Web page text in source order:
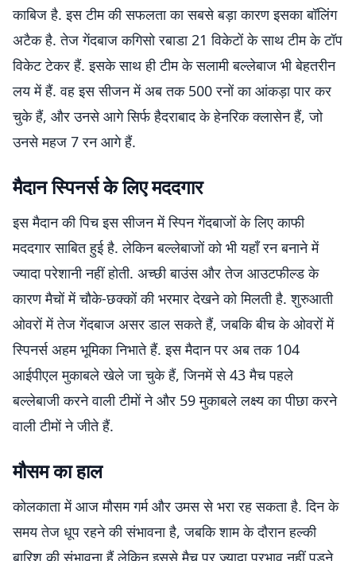
काबिज है. इस टीम की सफलता का सबसे बड़ा कारण इसका बॉलिंग
अटैक है. तेज गेंदबाज कगिसो रबाडा 21 विकेटों के साथ टीम के टॉप
विकेट टेकर हैं. इसके साथ ही टीम के सलामी बल्लेबाज भी बेहतरीन
लय में हैं. वह इस सीजन में अब तक 500 रनों का आंकड़ा पार कर
चुके हैं, और उनसे आगे सिर्फ हैदराबाद के हेनरिक क्लासेन हैं, जो
उनसे महज 7 रन आगे हैं.
मैदान स्पिनर्स के लिए मददगार
इस मैदान की पिच इस सीजन में स्पिन गेंदबाजों के लिए काफी
मददगार साबित हुई है. लेकिन बल्लेबाजों को भी यहाँ रन बनाने में
ज्यादा परेशानी नहीं होती. अच्छी बाउंस और तेज आउटफील्ड के
कारण मैचों में चौके-छक्कों की भरमार देखने को मिलती है. शुरुआती
ओवरों में तेज गेंदबाज असर डाल सकते हैं, जबकि बीच के ओवरों में
स्पिनर्स अहम भूमिका निभाते हैं. इस मैदान पर अब तक 104
आईपीएल मुकाबले खेले जा चुके हैं, जिनमें से 43 मैच पहले
बल्लेबाजी करने वाली टीमों ने और 59 मुकाबले लक्ष्य का पीछा करने
वाली टीमों ने जीते हैं.
मौसम का हाल
कोलकाता में आज मौसम गर्म और उमस से भरा रह सकता है. दिन के
समय तेज धूप रहने की संभावना है, जबकि शाम के दौरान हल्की
बारिश की संभावना हैं,लेकिन इससे मैच पर ज्यादा प्रभाव नहीं पड़ने